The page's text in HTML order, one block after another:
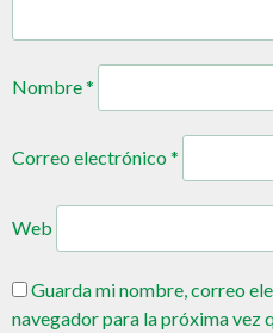
Nombre*
Correo electrónico*
Web
Guarda mi nombre, correo
navegador para la próxima vez